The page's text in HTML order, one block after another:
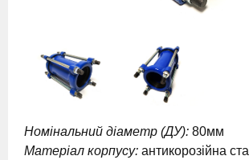
Номінальний діаметр (ДУ): 80мм
Матеріал корпусу: антикорозійна